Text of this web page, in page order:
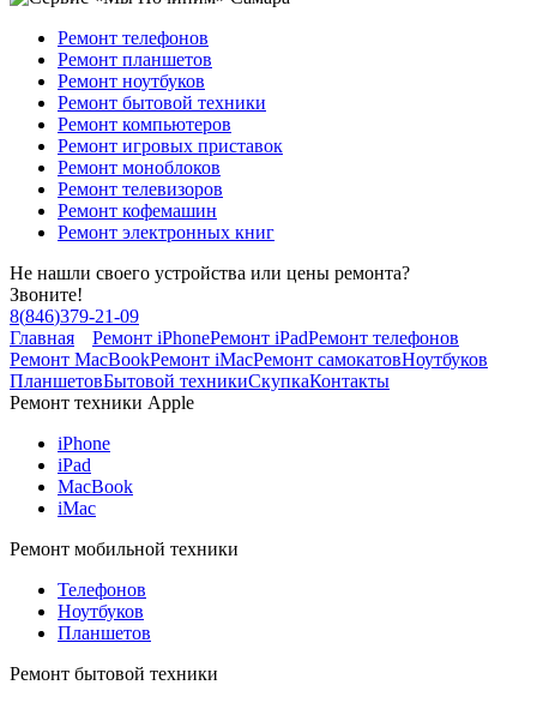
Ремонт телефонов
Ремонт планшетов
Ремонт ноутбуков
Ремонт бытовой техники
Ремонт компьютеров
Ремонт игровых приставок
Ремонт моноблоков
Ремонт телевизоров
Ремонт кофемашин
Ремонт электронных книг
Не нашли своего устройства или цены ремонта?
Звоните!
8(846)379-21-09
Главная
Ремонт iPhoneРемонт iPadРемонт телефонов
Ремонт MacBookРемонт iMacРемонт самокатовНоутбуков
ПланшетовБытовой техникиСкупкаКонтакты
Ремонт техники Apple
iPhone
iPad
MacBook
iMac
Ремонт мобильной техники
Телефонов
Ноутбуков
Планшетов
Ремонт бытовой техники